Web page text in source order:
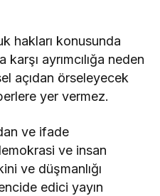
hakları konusunda
ayrımcılığa neden
açıdan örseleyecek
yer vermez.
ve ifade
ve insan
ve düşmanlığı
edici yayın